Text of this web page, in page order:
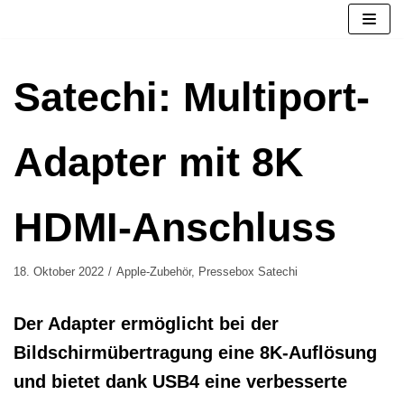
Satechi: Multiport-
Adapter mit 8K
HDMI-Anschluss
18. Oktober 2022 Apple-Zubehör, Pressebox Satechi
Der Adapter ermöglicht bei der
Bildschirmübertragung eine 8K-Auflösung
und bietet dank USB4 eine verbesserte